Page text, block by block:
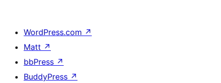
WordPress.com ↗
Matt ↗
bbPress ↗
BuddyPress ↗